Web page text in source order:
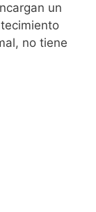
un
no tiene